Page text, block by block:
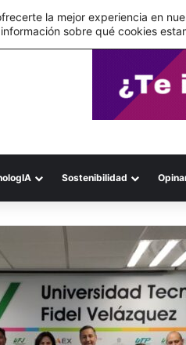
del eCommerce
Sostenibilidad
la mejor experiencia en
sobre qué cookies